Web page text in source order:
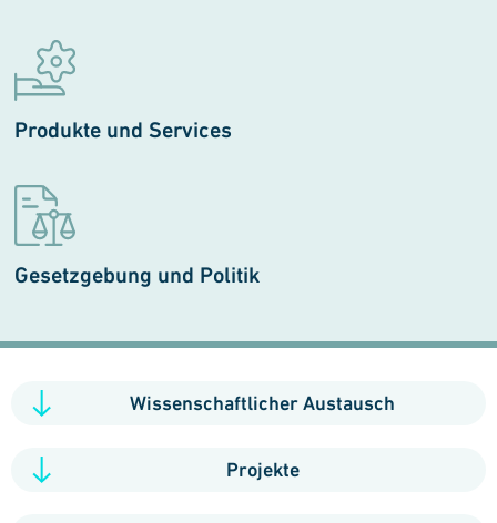
Produkte und Services
Gesetzgebung und Politik
Wissenschaftlicher Austausch
Projekte